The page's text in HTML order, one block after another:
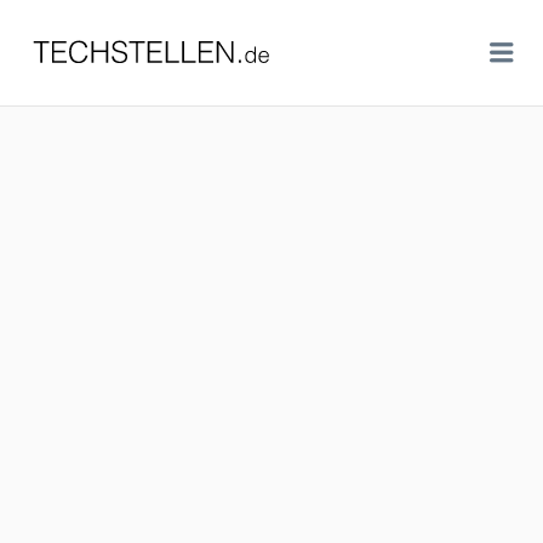
TECHSTELLEN.DE